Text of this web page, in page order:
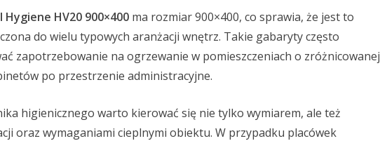
HV20 900×400 ma rozmiar 900×400, co sprawia, że jest to
do wielu typowych aranżacji wnętrz. Takie gabaryty często
zapotrzebowanie na ogrzewanie w pomieszczeniach o zróżnicowanej
po przestrzenie administracyjne.
higienicznego warto kierować się nie tylko wymiarem, ale też
oraz wymaganiami cieplnymi obiektu. W przypadku placówek